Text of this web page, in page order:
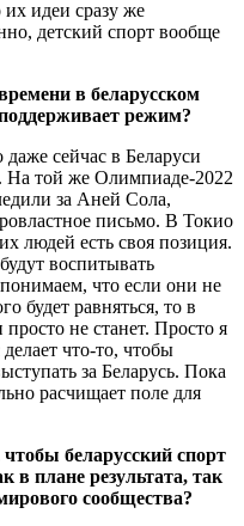
идеи сразу же
детский спорт вообще
в беларусском
режим?
сейчас в Беларуси
На той же Олимпиаде-2022
за Аней Сола,
письмо. В Токио
людей есть своя позиция.
воспитывать
что если они не
будет равняться, то в
не станет. Просто я
что-то, чтобы
за Беларусь. Пока
расчищает поле для
беларусский спорт
в плане результата, так
сообщества?